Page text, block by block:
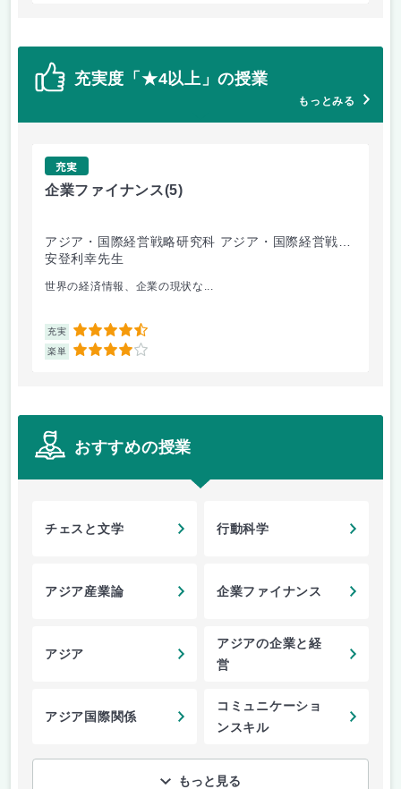
充実度「★4以上」の授業
もっとみる
充実
企業ファイナンス(5)
アジア・国際経営戦略研究科 アジア・国際経営戦略
専攻
安登利幸先生
世界の経済情報、企業の現状な...
充実 4.5
楽単 4
おすすめの授業
チェスと文学 行動科学
アジア産業論 企業ファイナンス
アジア
アジアの企業と経
営
アジア国際関係
コミュニケーショ
ンスキル
もっと見る